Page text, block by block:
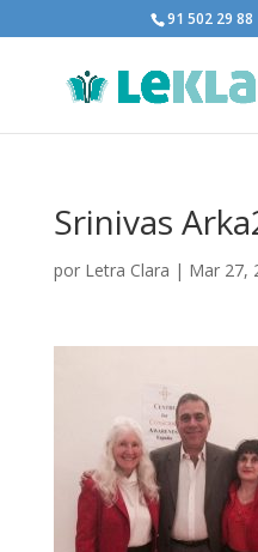
91 502 29 88
Srinivas
por Letra Clara | Mar 27,